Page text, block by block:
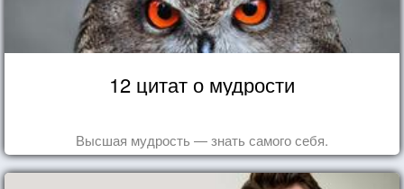
12 цитат о мудрости
Высшая мудрость — знать самого себя.